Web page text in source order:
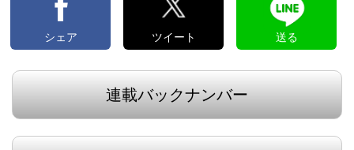
シェア ツイート 送る
連載バックナンバー